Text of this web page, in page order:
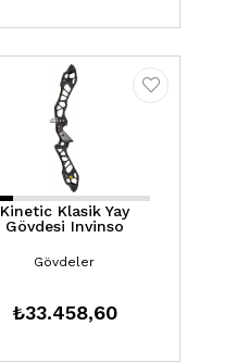
Kinetic Klasik Yay
Gövdesi Invinso
Gövdeler
₺33.458,60